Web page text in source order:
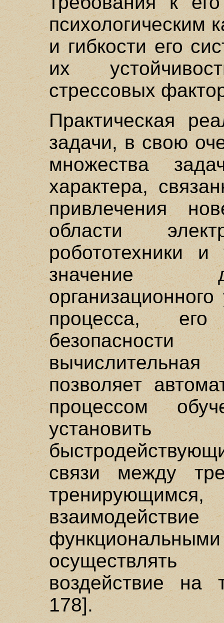
психологическим
и гибкости его
их
стрессовых
Практическая
задачи, в свою
множества
характера,
привлечения
области
робототехники
значение
процесса,
безопасности
позволяет
процессом
связи между
воздействие на
178].